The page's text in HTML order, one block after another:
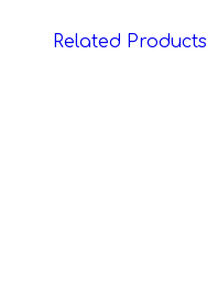
Related Products